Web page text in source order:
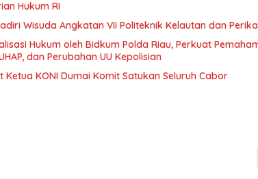
Hukum RI
Wisuda Angkatan VII Politeknik Kelautan dan
Hukum oleh Bidkum Polda Riau, Perkuat
dan Perubahan UU Kepolisian
Ketua KONI Dumai Komit Satukan Seluruh Cabor